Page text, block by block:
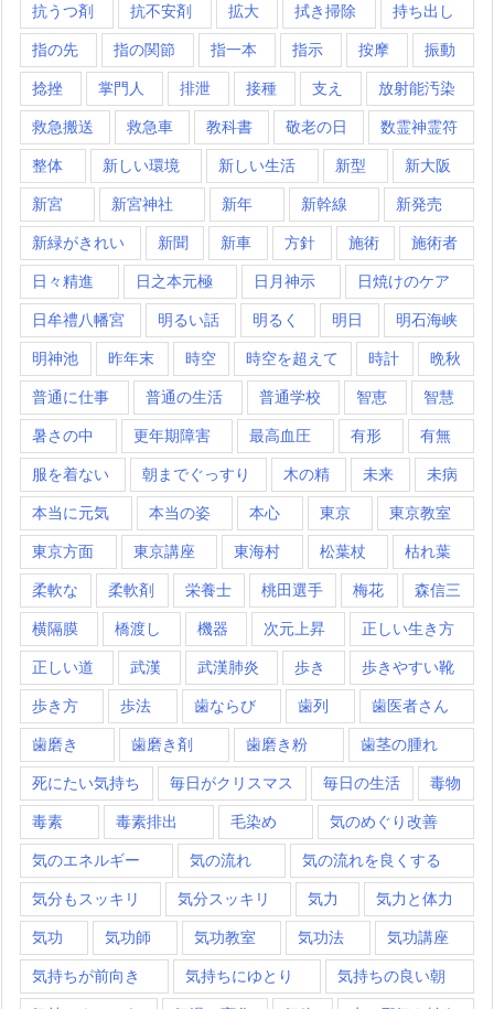
抗うつ剤 抗不安剤 拡大 拭き掃除 持ち出し
指の先 指の関節 指一本 指示 按摩 振動
捻挫 掌門人 排泄 接種 支え 放射能汚染
救急搬送 救急車 教科書 敬老の日 数霊神霊符
整体 新しい環境 新しい生活 新型 新大阪
新宮 新宮神社 新年 新幹線 新発売
新緑がきれい 新聞 新車 方針 施術 施術者
日々精進 日之本元極 日月神示 日焼けのケア
日牟禮八幡宮 明るい話 明るく 明日 明石海峡
明神池 昨年末 時空 時空を超えて 時計 晩秋
普通に仕事 普通の生活 普通学校 智恵 智慧
暑さの中 更年期障害 最高血圧 有形 有無
服を着ない 朝までぐっすり 木の精 未来 未病
本当に元気 本当の姿 本心 東京 東京教室
東京方面 東京講座 東海村 松葉杖 枯れ葉
柔軟な 柔軟剤 栄養士 桃田選手 梅花 森信三
横隔膜 橋渡し 機器 次元上昇 正しい生き方
正しい道 武漢 武漢肺炎 歩き 歩きやすい靴
歩き方 歩法 歯ならび 歯列 歯医者さん
歯磨き 歯磨き剤 歯磨き粉 歯茎の腫れ
死にたい気持ち 毎日がクリスマス 毎日の生活 毒物
毒素 毒素排出 毛染め 気のめぐり改善
気のエネルギー 気の流れ 気の流れを良くする
気分もスッキリ 気分スッキリ 気力 気力と体力
気功 気功師 気功教室 気功法 気功講座
気持ちが前向き 気持ちにゆとり 気持ちの良い朝